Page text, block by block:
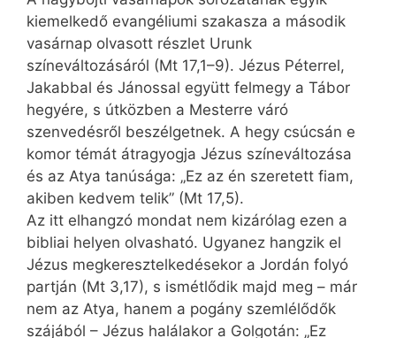
kiemelkedő evangéliumi szakasza a második
vasárnap olvasott részlet Urunk
színeváltozásáról (Mt 17,1–9). Jézus Péterrel,
Jakabbal és Jánossal együtt felmegy a Tábor
hegyére, s útközben a Mesterre váró
szenvedésről beszélgetnek. A hegy csúcsán e
komor témát átragyogja Jézus színeváltozása
és az Atya tanúsága: „Ez az én szeretett fiam,
akiben kedvem telik” (Mt 17,5).
Az itt elhangzó mondat nem kizárólag ezen a
bibliai helyen olvasható. Ugyanez hangzik el
Jézus megkeresztelkedésekor a Jordán folyó
partján (Mt 3,17), s ismétlődik majd meg – már
nem az Atya, hanem a pogány szemlélődők
szájából – Jézus halálakor a Golgotán: „Ez